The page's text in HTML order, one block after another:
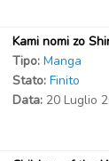
Kami nomi zo
Tipo: Manga
Stato: Finito
Data: 20 Luglio